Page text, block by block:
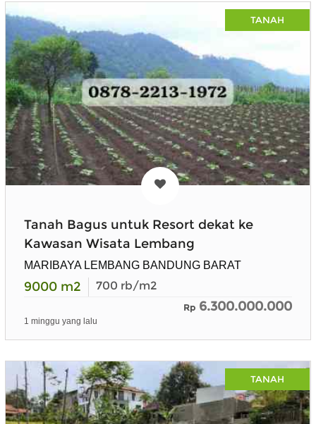
TANAH
Tanah Bagus untuk Resort dekat ke
Kawasan Wisata Lembang
MARIBAYA LEMBANG BANDUNG BARAT
9000 m2 700 rb/m2
Rp 6.300.000.000
1 minggu yang lalu
TANAH